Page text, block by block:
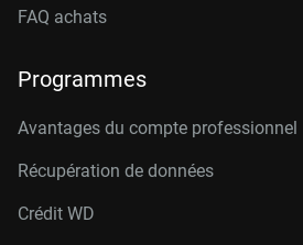
FAQ achats
Programmes
Avantages du compte professionnel
Récupération de données
Crédit WD